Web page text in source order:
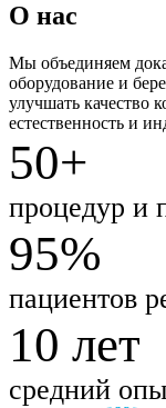
О нас
Мы объединяем
оборудование и
улучшать качество
естественность и
50+
процедур и
95%
пациентов
10 лет
средний